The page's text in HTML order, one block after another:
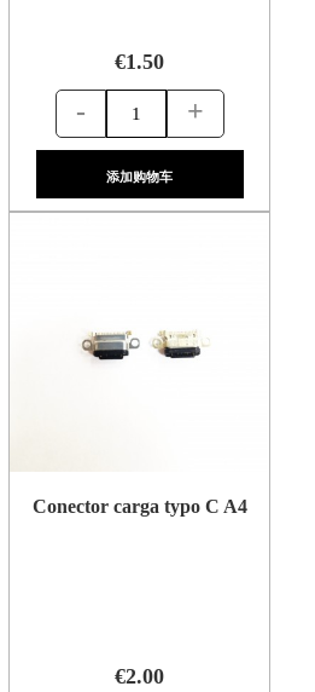
€1.50
- +
添加购物车
Conector carga typo C A4
€2.00